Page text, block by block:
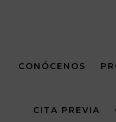
página
CONÓCENOS
CITA PREVIA